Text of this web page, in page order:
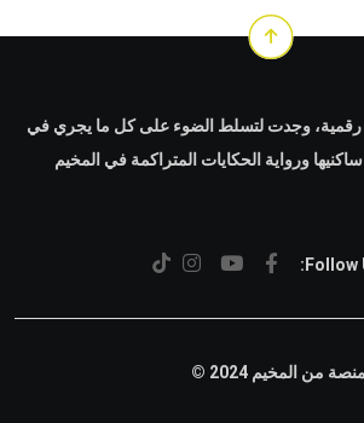
رقمية، وجدت لتسلط الضوء على كل ما يجري في
ورواية الحكايات المتراكمة في المخيم
Follow
المخيم 2024 ©